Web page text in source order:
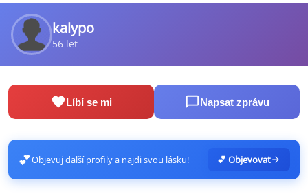
kalypo
56 let
Líbí se mi Napsat zprávu
💕Objevuj další profily a najdi svou lásku! 💕 Objevovat